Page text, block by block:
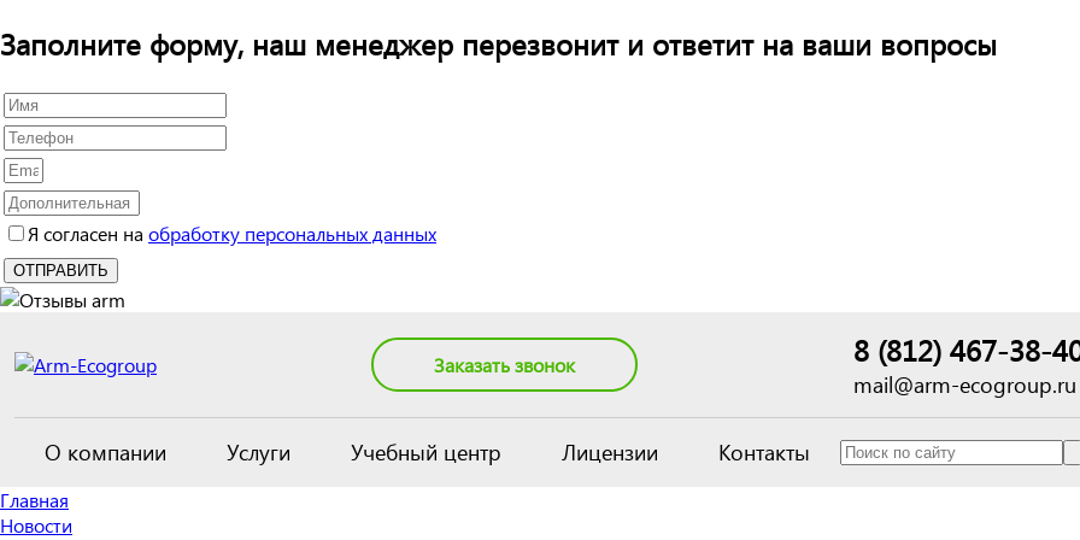
Заполните форму, наш менеджер перезвонит и ответит на ваши вопросы
Я согласен на обработку персональных данных
Заказать звонок 8 (812) 467-38-
mail@arm-ecogroup.ru
О компании Услуги Учебный центр Лицензии Контакты
Главная
Новости